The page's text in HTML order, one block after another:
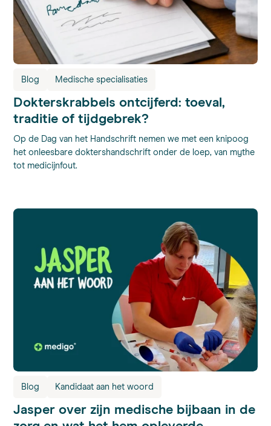
Blog Medische specialisaties
Dokterskrabbels ontcijferd: toeval,
traditie of tijdgebrek?
Op de Dag van het Handschrift nemen we met een knipoog
het onleesbare doktershandschrift onder de loep, van mythe
tot medicijnfout.
Blog Kandidaat aan het woord
Jasper over zijn medische bijbaan in de